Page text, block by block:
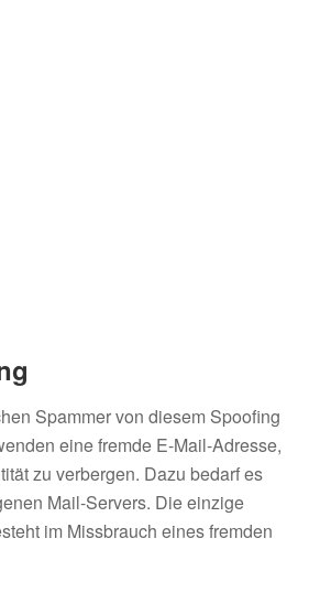
Spammer von diesem Spoofing
eine fremde E-Mail-Adresse,
zu verbergen. Dazu bedarf es
Mail-Servers. Die einzige
im Missbrauch eines fremden